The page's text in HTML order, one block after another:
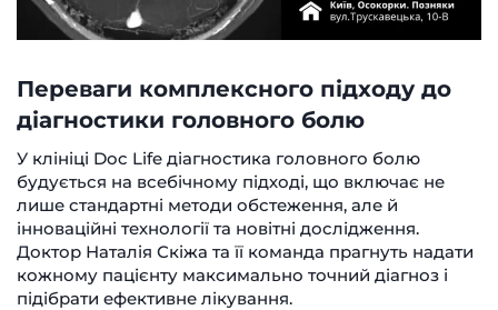
Переваги комплексного підходу до
діагностики головного болю
У клініці Doc Life діагностика головного болю
будується на всебічному підході, що включає не
лише стандартні методи обстеження, але й
інноваційні технології та новітні дослідження.
Доктор Наталія Скіжа та її команда прагнуть надати
кожному пацієнту максимально точний діагноз і
підібрати ефективне лікування.